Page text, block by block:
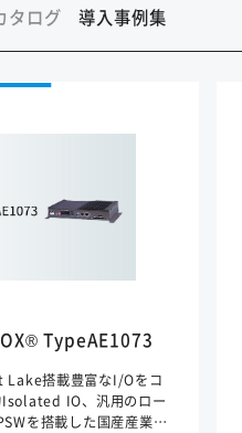
タログ 導入事例集
TypeAE1073
搭載豊富なI/Oをコ
Isolated IO、汎用のロー
を搭載した国産産業用